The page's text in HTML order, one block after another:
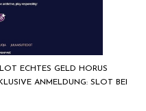
ECHTES GELD HORUS
ANMELDUNG: SLOT BEI